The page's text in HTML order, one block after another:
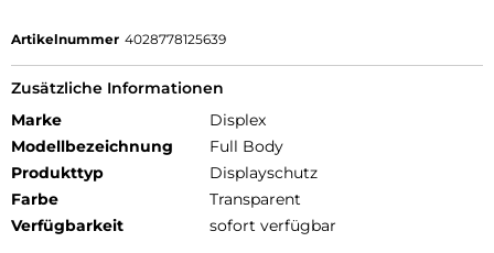
Artikelnummer 4028778125639
Zusätzliche Informationen
Marke
Displex
Modellbezeichnung
Full Body
Produkttyp
Displayschutz
Farbe
Transparent
Verfügbarkeit
sofort verfügbar